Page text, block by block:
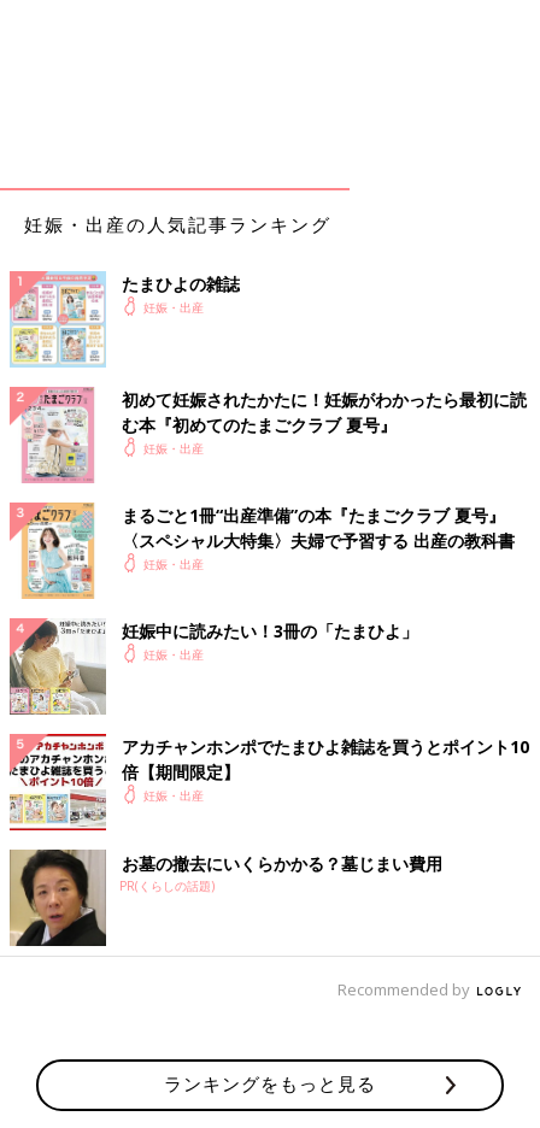
妊娠・出産の人気記事ランキング
たまひよの雑誌
妊娠・出産
初めて妊娠されたかたに！妊娠がわかったら最初に読
む本『初めてのたまごクラブ 夏号』
妊娠・出産
まるごと1冊“出産準備”の本『たまごクラブ 夏号』
〈スペシャル大特集〉夫婦で予習する 出産の教科書
妊娠・出産
妊娠中に読みたい！3冊の「たまひよ」
妊娠・出産
アカチャンホンポでたまひよ雑誌を買うとポイント10
倍【期間限定】
妊娠・出産
お墓の撤去にいくらかかる？墓じまい費用
PR(くらしの話題)
Recommended by
ランキングをもっと見る